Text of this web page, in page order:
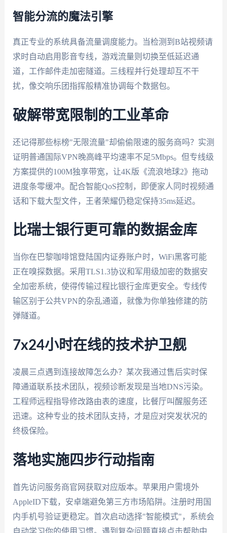
智能分流的魔法引擎
真正专业的系统具备流量调度能力。当检测到B站视频请
求时自动启用影音专线，游戏流量则切换至低延迟通
道，工作邮件走加密隧道。三线程并行处理却互不干
扰，像交响乐团指挥般精准协调每个数据包。
破解带宽限制的工业革命
还记得那些标榜"无限流量"却偷偷限速的服务商吗？实测
证明普通国际VPN晚高峰平均速率不足5Mbps。但专线级
方案提供的100M独享带宽，让4K版《流浪地球2》拖动
进度条零缓冲。配合智能QoS控制，即便家人同时视频通
话和下载大型文件，王者荣耀仍稳定保持35ms延迟。
比瑞士银行更可靠的数据金库
当你在巴黎咖啡馆登陆国内证券账户时，WiFi黑客可能
正在嗅探数据。采用TLS1.3协议和军用级加密的数据安
全加密系统，使得传输过程比银行金库更安全。专线传
输区别于公共VPN的杂乱通道，就像为你单独修建的防
弹隧道。
7x24小时在线的技术护卫舰
凌晨三点遇到连接故障怎么办？某次我通过售后实时保
障通道联系技术团队，视频诊断发现是当地DNS污染。
工程师远程指导修改路由表的速度，比餐厅叫醒服务还
迅速。这种专业的技术团队支持，才是应对突发状况的
终极保险。
落地实施四步行动指南
首先访问服务商官网获取对应版本。苹果用户需境外
AppleID下载，安卓端避免第三方市场陷阱。注册时用国
内手机号验证更稳定。首次启动选择"智能模式"，系统会
自动学习你的使用习惯。遇到复杂问题直接点击帮助中